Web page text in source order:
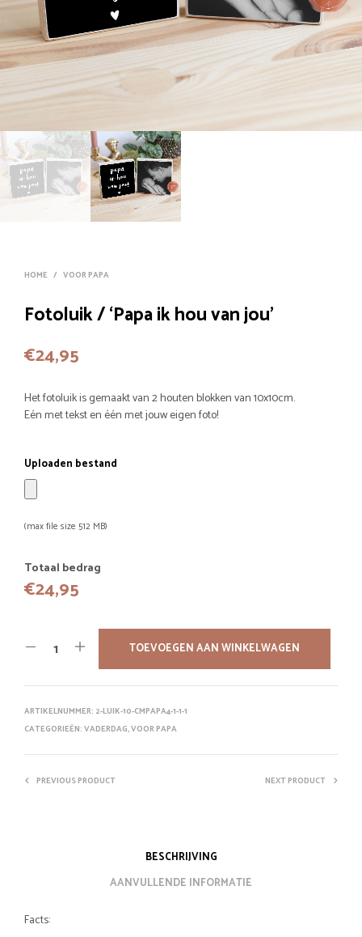
HOME / VOOR PAPA
Fotoluik / ‘Papa ik hou van jou’
€24,95
Het fotoluik is gemaakt van 2 houten blokken van 10x10cm.
Eén met tekst en één met jouw eigen foto!
Uploaden bestand
(max file size 512 MB)
Totaal bedrag
€24,95
TOEVOEGEN AAN WINKELWAGEN
ARTIKELNUMMER: 2-LUIK-10-CMPAPA4-1-1-1
CATEGORIEËN:VADERDAG,VOOR PAPA
PREVIOUS PRODUCT NEXT PRODUCT
BESCHRIJVING
AANVULLENDE INFORMATIE
Facts: